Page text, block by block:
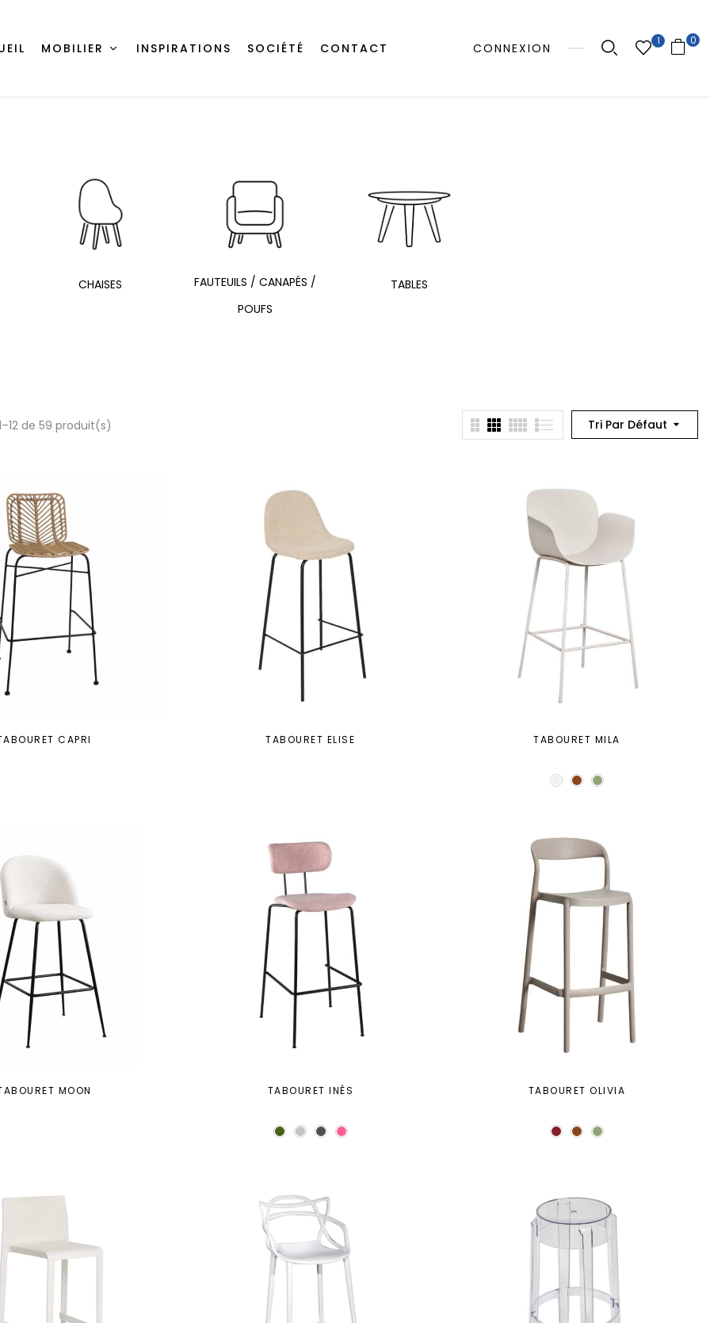
MOBILIER INSPIRATIONS SOCIÉTÉ CONTACT CONNEXION
1 0
CHAISES
FAUTEUILS / CANAPÉS /
POUFS
TABLES
Tri Par Défaut
de 59 produit(s)
CAPRI TABOURET ELISE TABOURET MILA
MOON TABOURET INÈS TABOURET OLIVIA